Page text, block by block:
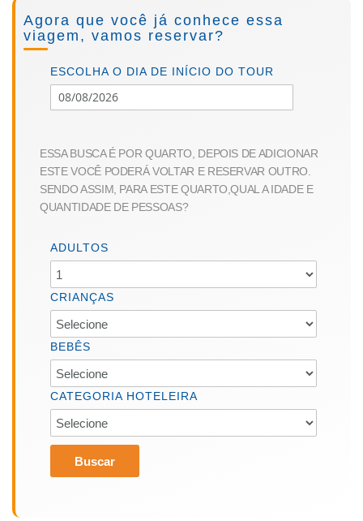
the
images
gallery
to
the
beginning
images
Agora que você já conhece essa
viagem, vamos reservar?
ESCOLHA O DIA DE INÍCIO DO TOUR
ESSA BUSCA É POR QUARTO, DEPOIS DE ADICIONAR
ESTE VOCÊ PODERÁ VOLTAR E RESERVAR OUTRO.
SENDO ASSIM, PARA ESTE QUARTO,QUAL A IDADE E
QUANTIDADE DE PESSOAS?
ADULTOS
CRIANÇAS
BEBÊS
CATEGORIA HOTELEIRA
Buscar